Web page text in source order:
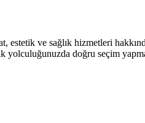
estetik ve sağlık hizmetleri
yolculuğunuzda doğru seçim